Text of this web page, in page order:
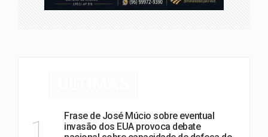
Frase de José Múcio sobre eventual
invasão dos EUA provoca debate